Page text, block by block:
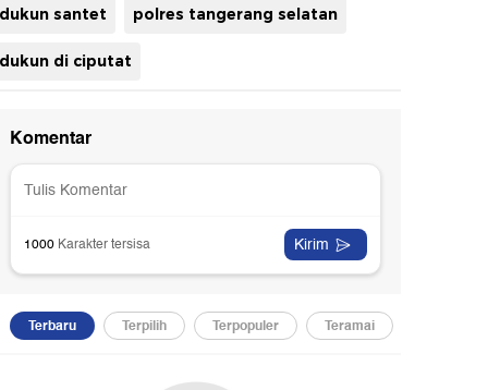
dukun santet polres tangerang selatan
dukun di ciputat